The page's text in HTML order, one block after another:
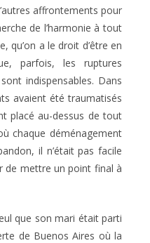
affrontements pour
de l’harmonie à tout
qu’on a le droit d’être en
parfois, les ruptures
indispensables. Dans
avaient été traumatisés
placé au-dessus de tout
chaque déménagement
il n’était pas facile
de mettre un point final à
que son mari était parti
de Buenos Aires où la